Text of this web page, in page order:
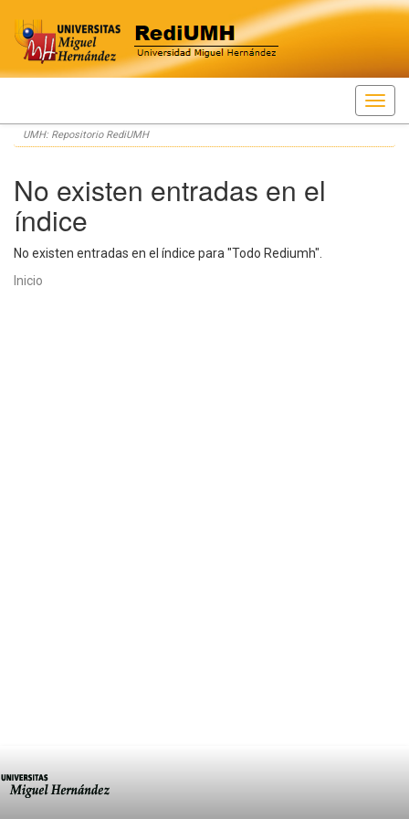
Skip
navigation
UMH: Repositorio RediUMH
No existen entradas en el
índice
No existen entradas en el índice para "Todo Rediumh".
Inicio